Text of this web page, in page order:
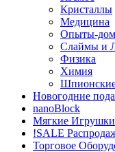
Кристаллы
Медицина
Опыты-
Слаймы и
Физика
Химия
Новогодние
nanoBlock
Мягкие Игрушки
!SALE
Торговое